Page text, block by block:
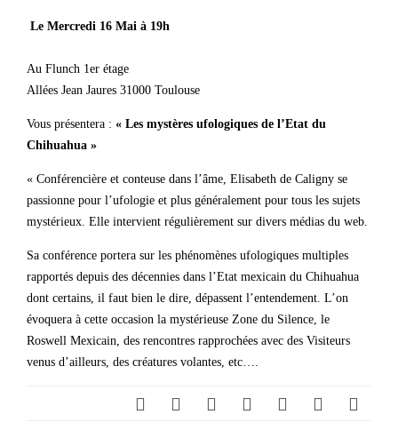
Le Mercredi 16 Mai à 19h
Au Flunch 1er étage
Allées Jean Jaures 31000 Toulouse
Vous présentera : « Les mystères ufologiques de l’Etat du
Chihuahua »
« Conférencière et conteuse dans l’âme, Elisabeth de Caligny se
passionne pour l’ufologie et plus généralement pour tous les sujets
mystérieux. Elle intervient régulièrement sur divers médias du web.
Sa conférence portera sur les phénomènes ufologiques multiples
rapportés depuis des décennies dans l’Etat mexicain du Chihuahua
dont certains, il faut bien le dire, dépassent l’entendement. L’on
évoquera à cette occasion la mystérieuse Zone du Silence, le
Roswell Mexicain, des rencontres rapprochées avec des Visiteurs
venus d’ailleurs, des créatures volantes, etc….